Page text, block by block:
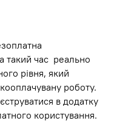
такий час реально
рівня, який
роботу.
в додатку
користування.